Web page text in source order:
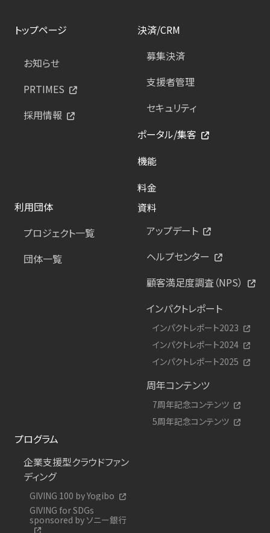
トップページ
お知らせ
PRTIMES
採用情報
決済/CRM
募集決済
支援者管理
セキュリティ
ポータル/集客
機能
料金
利用団体
プロジェクト一覧
団体一覧
資料
アップデート
ヘルプセンター
顧客満足度調査（NPS）
インパクトレポート
インパクトレポート2023
インパクトレポート2024
インパクトレポート2025
周年コンテンツ
7周年記念コンテンツ
5周年記念コンテンツ
プログラム
企業支援型クラウドファン
ディング
GIVING 100 by Yogibo
GIVING for SDGs
sponsored by ソニー銀行